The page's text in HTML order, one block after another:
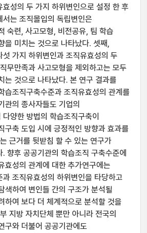
효성의 두 가지 하위변인으로 설정 한 후
는 조직몰입의 독립변인은
숙련, 사고모형, 비전공유, 팀 학습
을 미치는 것으로 나타났다. 셋째,
섯 가지 하위변인과 조직유효성의 두
무만족과 사고모형을 제외하고는 모두
는 것으로 나타났다. 본 연구 결과를
습조직구축수준과 조직유효성의 관계를
관의 종사자들도 기업의
양한 방법의 학습조직구축이
구축 도입 시에 긍정적인 방향과 효과를
근거를 뒷받침 할 수 있는 연구가
향후 공공기관의 학습조직 구축수준에
효성의 관계에 대한 추가연구에는
과 조직유효성의 하위변인을 타당하고
색하여 변인들 간의 구조가 분석될
하여 보다 더 체계적으로 분석할 것을
지방 자치단체 뿐만 아니라 전국의
구와 더불어 공공기관에도